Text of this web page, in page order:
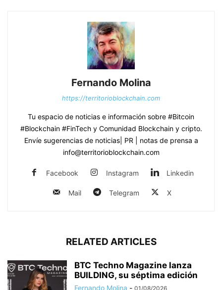
Fernando Molina
https://territorioblockchain.com
Tu espacio de noticias e información sobre #Bitcoin
#Blockchain #FinTech y Comunidad Blockchain y cripto.
Envíe sugerencias de noticias| PR | notas de prensa a
info@territorioblockchain.com
Facebook Instagram Linkedin
Mail Telegram X
RELATED ARTICLES
BTC Techno Magazine lanza
BUILDING, su séptima edición
Fernando Molina - 01/08/2026